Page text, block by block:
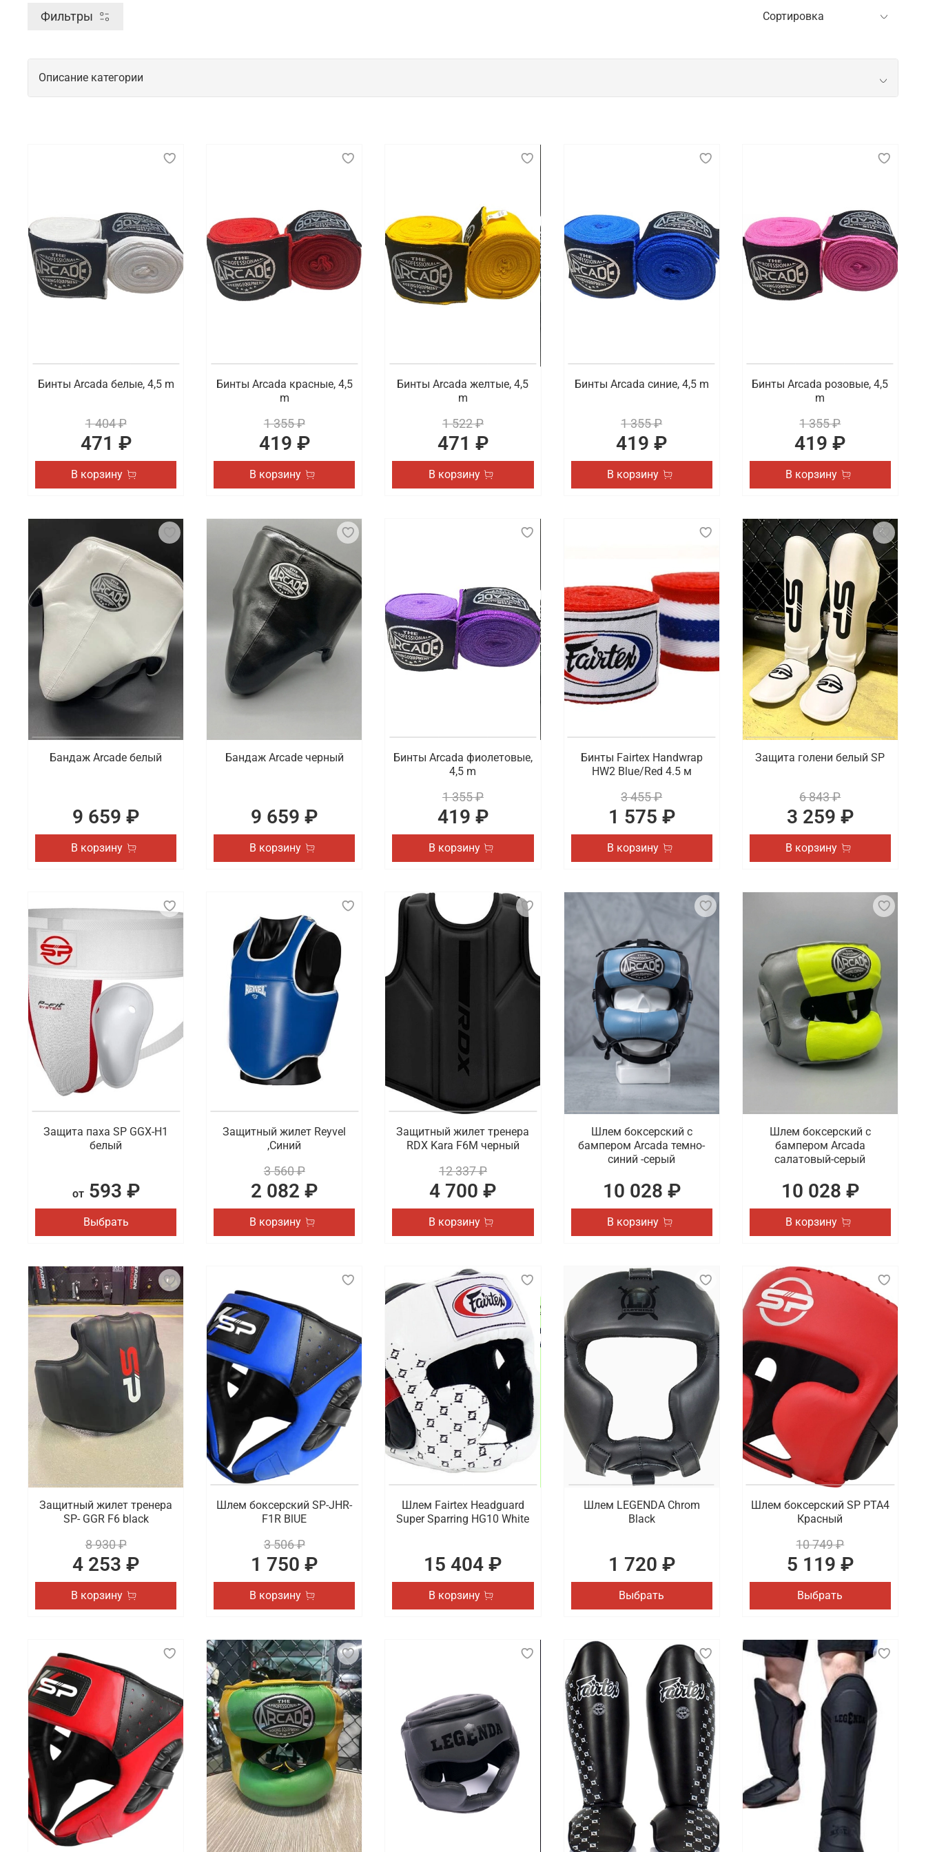
Фильтры
Описание категории
экипировки, которые эффективно закрывают собой наиболее уязвимые места на теле спортсмена. В этом и заключается их ключевая задача.
Для наших покупателей мы подготовили целый ряд защитных аксессуаров. К ним относятся боксерские шлемы, защита для ног и паха, щитки и бандажи. Также в
наличии представлены бинты, капы и защитные жилеты для корпуса.
Где заказать защиту для спорта с быстрой доставкой по Нижнему Тагилу
В интернет-магазине Octagon Shop есть возможность по хорошей цене купить защиту для спортсмена на время тренировок и соревнований. Рекомендуем
Бинты Arcada белые, 4,5 m
1 404 ₽
471 ₽
В корзину
Бинты Arcada красные, 4,5
m
1 355 ₽
419 ₽
В корзину
Бинты Arcada желтые, 4,5
m
1 522 ₽
471 ₽
В корзину
Бинты Arcada синие, 4,5 m
1 355 ₽
419 ₽
В корзину
Бинты Arcada розовые, 4,5
m
1 355 ₽
419 ₽
В корзину
Бандаж Arcade белый
9 659 ₽
В корзину
Бандаж Arcade черный
9 659 ₽
В корзину
Бинты Arcada фиолетовые,
4,5 m
1 355 ₽
419 ₽
В корзину
Бинты Fairtex Handwrap
HW2 Blue/Red 4.5 м
3 455 ₽
1 575 ₽
В корзину
Защита голени белый SP
6 843 ₽
3 259 ₽
В корзину
Защита паха SP GGX-H1
белый
от593 ₽
Выбрать
Защитный жилет Reyvel
,Синий
3 560 ₽
2 082 ₽
В корзину
Защитный жилет тренера
RDX Kara F6M черный
12 337 ₽
4 700 ₽
В корзину
Шлем боксерский с
бампером Arcada темно-
синий -серый
10 028 ₽
В корзину
Шлем боксерский с
бампером Arcada
салатовый-серый
10 028 ₽
В корзину
Защитный жилет тренера
SP- GGR F6 black
8 930 ₽
4 253 ₽
В корзину
Шлем боксерский SP-JHR-
F1R BlUE
3 506 ₽
1 750 ₽
В корзину
Шлем Fairtex Headguard
Super Sparring HG10 White
15 404 ₽
В корзину
Шлем LEGENDA Chrom
Black
1 720 ₽
Выбрать
Шлем боксерский SP PTA4
Красный
10 749 ₽
5 119 ₽
Выбрать